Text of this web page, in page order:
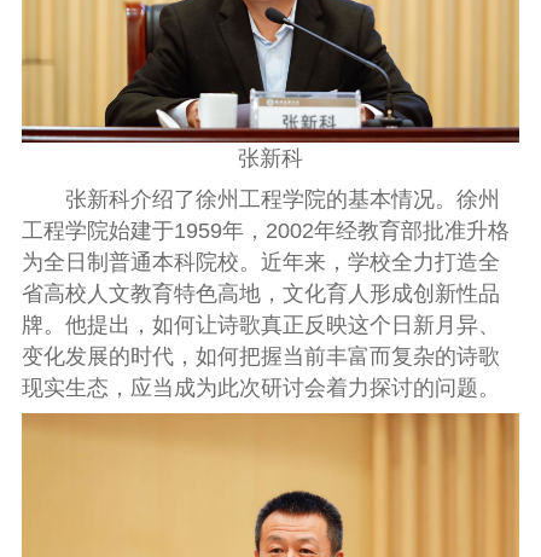
张新科
张新科介绍了徐州工程学院的基本情况。徐州
工程学院始建于1959年，2002年经教育部批准升格
为全日制普通本科院校。近年来，学校全力打造全
省高校人文教育特色高地，文化育人形成创新性品
牌。他提出，如何让诗歌真正反映这个日新月异、
变化发展的时代，如何把握当前丰富而复杂的诗歌
现实生态，应当成为此次研讨会着力探讨的问题。